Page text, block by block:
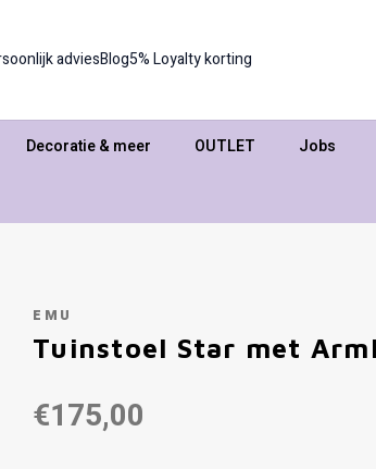
adviesBlog5% Loyalty korting
Decoratie & meer OUTLET Jobs
EMU
Tuinstoel Star met
€175,00